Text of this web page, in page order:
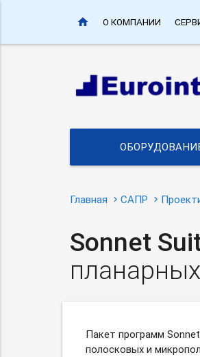
home О КОМПАНИИ
Главная САПР
Sonnet
Пакет программ
полосковых и